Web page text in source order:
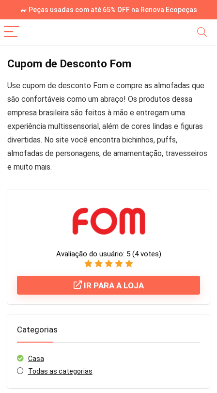
🚙 Peças usadas com até 65% OFF na Renova Ecopeças
Cupom de Desconto Fom
Use cupom de desconto Fom e compre as almofadas que
são confortáveis como um abraço! Os produtos dessa
empresa brasileira são feitos à mão e entregam uma
experiência multissensorial, além de cores lindas e figuras
divertidas. No site você encontra bichinhos, puffs,
almofadas de personagens, de amamentação, travesseiros
e muito mais.
Avaliação do usuário: 5 (4votes)
IR PARA A LOJA
Categorias
Casa
Todas as categorias